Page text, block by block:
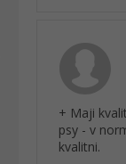
+ Maji
psy - v
kvalitni.